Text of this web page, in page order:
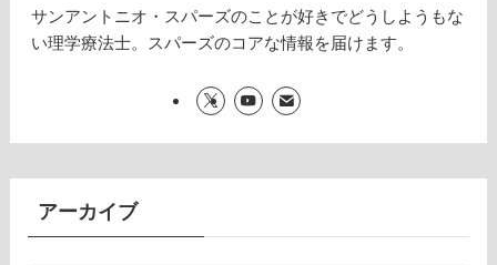
サンアントニオ・スパーズのことが好きでどうしようもな
い理学療法士。スパーズのコアな情報を届けます。
アーカイブ